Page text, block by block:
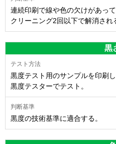
連続印刷で線や色の欠けがあって
クリーニング2回以下で解消され
黒
黒度テスト用のサンプルを印刷し
黒度テスターでテスト。
黒度の技術基準に適合する。